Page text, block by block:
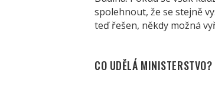
spolehnout, že se stejně
teď řešen, někdy možná
CO UDĚLÁ MINISTERSTVO?